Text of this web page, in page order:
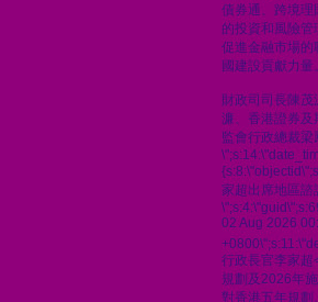
債券通、跨境理
的投資和風險
促進金融市場的
國建設貢獻力量
財政司司長陳
濂、香港證券及
監會行政總裁
家超出席地區諮
02 Aug 2026
行政長官李家超
規劃及2026年
對香港五年規劃